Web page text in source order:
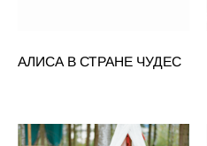
АЛИСА В СТРАНЕ ЧУДЕС